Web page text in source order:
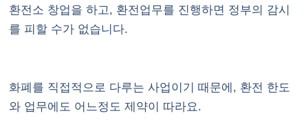
환전소 창업을 하고, 환전업무를 진행하면 정부의 감시
를 피할 수가 없습니다.
화폐를 직접적으로 다루는 사업이기 때문에, 환전 한도
와 업무에도 어느정도 제약이 따라요.